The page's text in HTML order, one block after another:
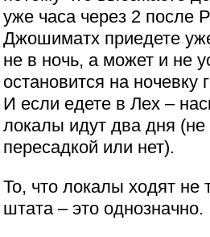
уже часа через 2 после
Джошиматх приедете
не в ночь, а может и не
остановится на ночевку
И если едете в Лех –
локалы идут два дня
пересадкой или нет).
То, что локалы ходят не
штата – это однозначно.